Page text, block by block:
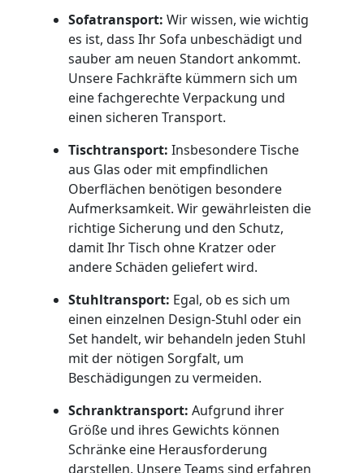
Sofatransport: Wir wissen, wie wichtig
es ist, dass Ihr Sofa unbeschädigt und
sauber am neuen Standort ankommt.
Unsere Fachkräfte kümmern sich um
eine fachgerechte Verpackung und
einen sicheren Transport.
Tischtransport: Insbesondere Tische
aus Glas oder mit empfindlichen
Oberflächen benötigen besondere
Aufmerksamkeit. Wir gewährleisten die
richtige Sicherung und den Schutz,
damit Ihr Tisch ohne Kratzer oder
andere Schäden geliefert wird.
Stuhltransport: Egal, ob es sich um
einen einzelnen Design-Stuhl oder ein
Set handelt, wir behandeln jeden Stuhl
mit der nötigen Sorgfalt, um
Beschädigungen zu vermeiden.
Schranktransport: Aufgrund ihrer
Größe und ihres Gewichts können
Schränke eine Herausforderung
darstellen. Unsere Teams sind erfahren
Dornbirn
Service-
Umzug
Dornbirn
Qualitäts-
Umzüge
Dornbirn
Vereinsumzug
Dornbirn